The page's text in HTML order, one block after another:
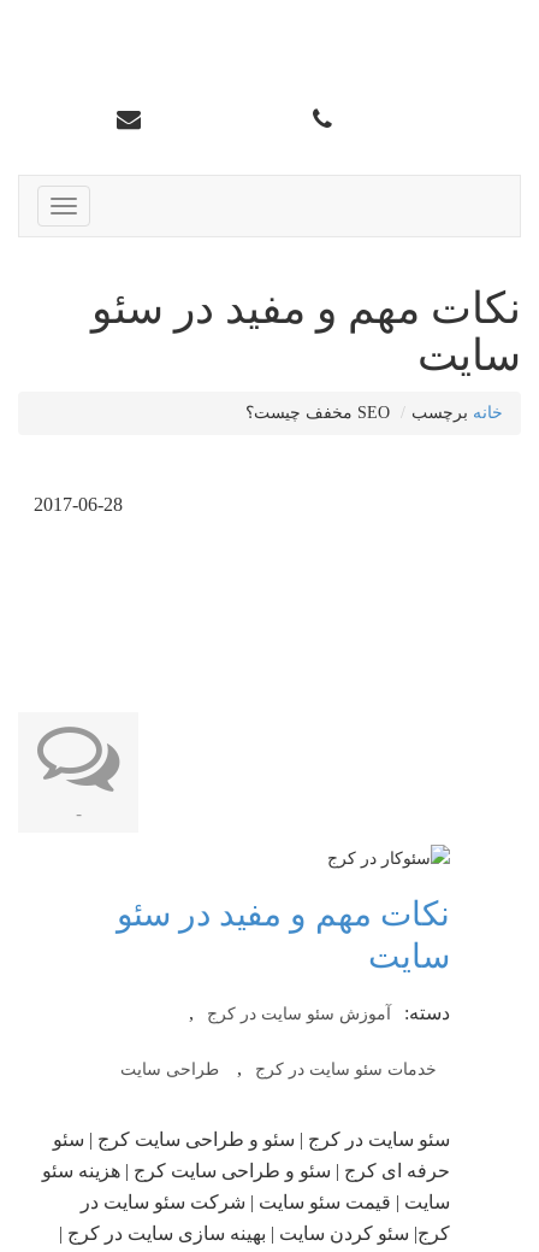
ناوبری
نکات مهم و مفید در سئو
سایت
خانه برچسب SEO مخفف چیست؟
2017-06-28
-
نکات مهم و مفید در سئو
سایت
دسته: آموزش سئو سایت در کرج ,
خدمات سئو سایت در کرج , طراحی سایت
سئو سایت در کرج | سئو و طراحی سایت کرج | سئو
حرفه ای کرج | سئو و طراحی سایت کرج | هزینه سئو
سایت | قیمت سئو سایت | شرکت سئو سایت در
کرج| سئو کردن سایت | بهینه سازی سایت در کرج |